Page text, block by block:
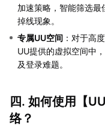
加速策略，智能筛选
掉线现象。
专属UU空间 ：对于高
UU提供的虚拟空间中
及登录难题。
四. 如何使用【
络？